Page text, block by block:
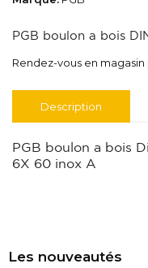
PGB boulon a bois
Rendez-vous en
Description
PGB boulon a bois
6X 60 inox A
Les nouveautés